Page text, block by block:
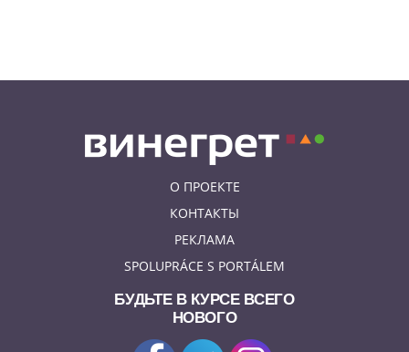
О ПРОЕКТЕ
КОНТАКТЫ
РЕКЛАМА
SPOLUPRÁCE S PORTÁLEM
БУДЬТЕ В КУРСЕ ВСЕГО
НОВОГО